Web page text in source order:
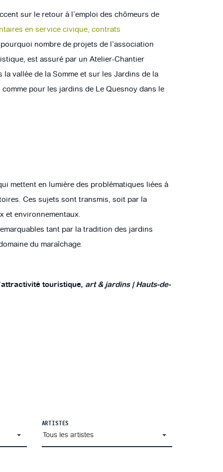
sur le retour à l’emploi des chômeurs de
en service civique, contrats
nombre de projets de l’association
est assuré par un Atelier-Chantier
vallée de la Somme et sur les Jardins de la
pour les jardins de Le Quesnoy dans le
mettent en lumière des problématiques liées à
Ces sujets sont transmis, soit par la
et environnementaux.
tant par la tradition des jardins
du maraîchage.
touristique, art & jardins | Hauts-de-
ARTISTES
Tous les artistes